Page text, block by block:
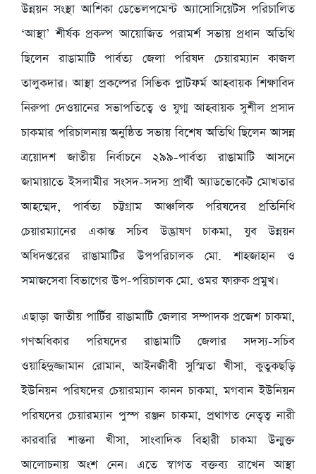
উন্নয়ন সংস্থা আশিকা ডেভেলপমেন্ট অ্যাসোসিয়েটস পরিচালিত
‘আস্থা’ শীর্ষক প্রকল্প আয়োজিত পরামর্শ সভায় প্রধান অতিথি
ছিলেন রাঙামাটি পার্বত্য জেলা পরিষদ চেয়ারম্যান কাজল
তালুকদার। আস্থা প্রকল্পের সিভিক প্লাটফর্ম আহবায়ক শিক্ষাবিদ
নিরুপা দেওয়ানের সভাপতিত্বে ও যুগ্ম আহবায়ক সুশীল প্রসাদ
চাকমার পরিচালনায় অনুষ্ঠিত সভায় বিশেষ অতিথি ছিলেন আসন্ন
ত্রয়োদশ জাতীয় নির্বাচনে ২৯৯-পার্বত্য রাঙামাটি আসনে
জামায়াতে ইসলামীর সংসদ-সদস্য প্রার্থী অ্যাডভোকেট মোখতার
আহম্মেদ, পার্বত্য চট্টগ্রাম আঞ্চলিক পরিষদের প্রতিনিধি
চেয়ারম্যানের একান্ত সচিব উদ্ভাষণ চাকমা, যুব উন্নয়ন
অধিদপ্তরের রাঙামাটির উপপরিচালক মো. শাহজাহান ও
সমাজসেবা বিভাগের উপ-পরিচালক মো. ওমর ফারুক প্রমুখ।
এছাড়া জাতীয় পার্টির রাঙামাটি জেলার সম্পাদক প্রজেশ চাকমা,
গণঅধিকার পরিষদের রাঙামাটি জেলার সদস্য-সচিব
ওয়াহিদুজ্জামান রোমান, আইনজীবী সুস্মিতা খীসা, কুতুকছড়ি
ইউনিয়ন পরিষদের চেয়ারম্যান কানন চাকমা, মগবান ইউনিয়ন
পরিষদের চেয়ারম্যান পুস্প রঞ্জন চাকমা, প্রথাগত নেতৃত্ব নারী
কারবারি শান্তনা খীসা, সাংবাদিক বিহারী চাকমা উন্মুক্ত
আলোচনায় অংশ নেন। এতে স্বাগত বক্তব্য রাখেন আস্থা